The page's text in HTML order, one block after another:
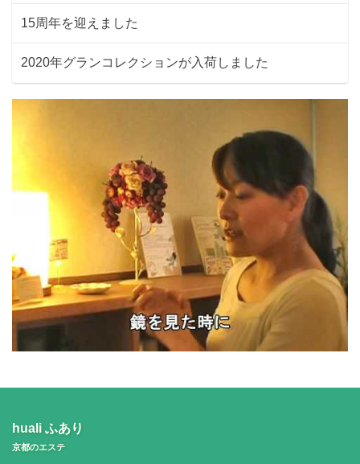
15周年を迎えました
2020年グランコレクションが入荷しました
huali ふあり
京都のエステ